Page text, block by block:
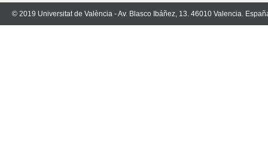
© 2019 Universitat de València - Av. Blasco Ibáñez, 13. 46010 Valencia.